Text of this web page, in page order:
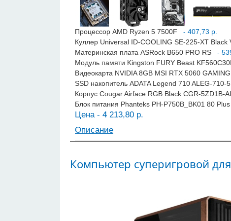
Процессор AMD Ryzen 5 7500F
- 407,73 р.
Куллер Universal ID-COOLING SE-225-XT Black
Материнская плата ASRock B650 PRO RS
-
Модуль памяти Kingston FURY Beast
Видеокарта NVIDIA 8GB MSI RTX 5060
SSD накопитель ADATA Legend 710 ALEG-710-
Корпус Cougar Airface RGB Black CGR-5ZD1B-
Блок питания Phanteks PH-P750B_BK01 80
Цена - 4 213,80 р.
Описание
Компьютер суперигровой